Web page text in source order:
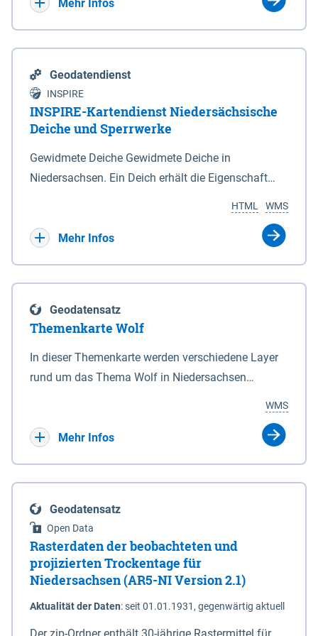
Mehr Infos
Geodatendienst
INSPIRE
INSPIRE-Kartendienst Niedersächsische
Deiche und Sperrwerke
Gewidmete Deiche Gewidmete Deiche in
Niedersachsen. Ein Deich erhält die Eigenschaft
Deichbehörde durch Verordnung ausspricht. Für
enthalten. Sperrwerke Sperrwerke sind Bauwerke
mit Sperrvorrichtungen in Tidegewässern, die dem
Schutz eines Gebietes vor erhöhten Tiden, vor allem
vor Sturmfluten, zu dienen bestimmt sind (§2 Abs.3
Eigenschaft eines Sperrwerkes durch Widmung, die
die Deichbehörde durch Verordnung ausspricht.
WMS
HTML
Mehr Infos
Geodatensatz
Themenkarte Wolf
In dieser Themenkarte werden verschiedene Layer
rund um das Thema Wolf in Niedersachsen
sowie Status der bestehenden Wolfsterritorien im
laufenden Monitoringjahr.
WMS
Mehr Infos
Geodatensatz
Open Data
Rasterdaten der beobachteten und
projizierten Trockentage für
Niedersachsen (AR5-NI Version 2.1)
Aktualität der Daten:seit 01.01.1931, gegenwärtig aktuell